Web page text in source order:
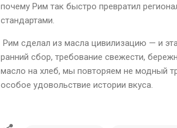
почему Рим так быстро превратил
стандартами.
Рим сделал из масла цивилизацию — и
ранний сбор, требование свежести,
масло на хлеб, мы повторяем не модный
особое удовольствие истории вкуса.